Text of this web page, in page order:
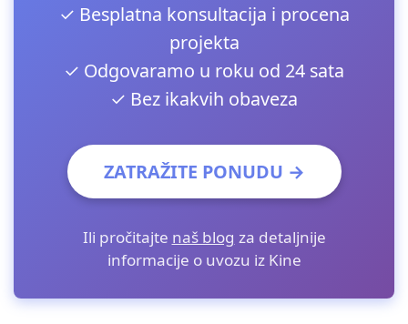
✓ Besplatna konsultacija i procena
projekta
✓ Odgovaramo u roku od 24 sata
✓ Bez ikakvih obaveza
ZATRAŽITE PONUDU →
Ili pročitajte naš blog za detaljnije
informacije o uvozu iz Kine